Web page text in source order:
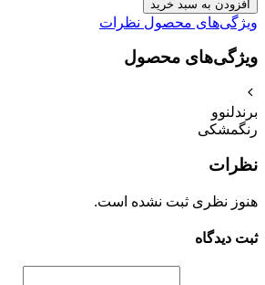
افزودن به سبد خرید
ویژگی‌های محصول نظرات
ویژگی‌های محصول
برندلنوو
رنگمشکی
نظرات
هنوز نظری ثبت نشده است.
ثبت دیدگاه